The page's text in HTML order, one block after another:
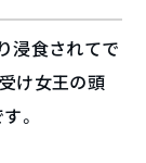
浸食されてで
け女王の頭
。